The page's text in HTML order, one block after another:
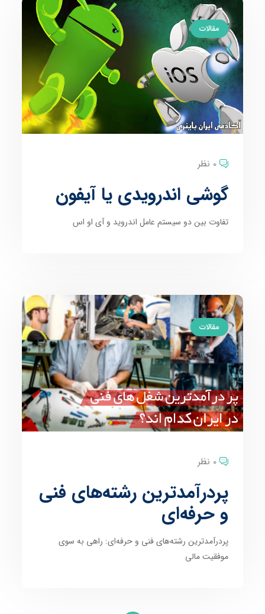
مقالات
0 نظر
گوشی اندرویدی یا آیفون
تفاوت بین دو سیستم عامل اندروید و آی او اس
مقالات
0 نظر
پردرآمدترین رشته‌های فنی
و حرفه‌ای
پردرآمدترین رشته‌های فنی و حرفه‌ای: راهی به سوی
موفقیت مالی